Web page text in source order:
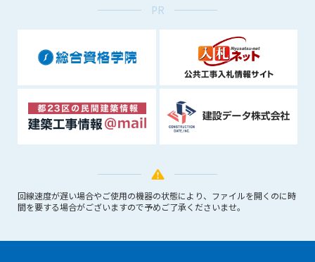
PR
回線速度が遅い場合やご使用の機器の状態により、ファイルを開くのに時
間を要する場合がございますので予めご了承くださいませ。
第9条（会員の個人情報）
ビスの提供に関連して管理者が知り得た会員の個人情報（以下
個人情報といいます）について、管理者は、以下の各号に該当
する場合を除き、第三者に開示または提供しないものとしま
す。
(1) 会員が、自己の個人情報の開示に事前に同意している場合
(2) 個々の会員を特定できない統計的な処理をした形式で第三
に必要であると管理者が判断した場合
第10条（免責事項）